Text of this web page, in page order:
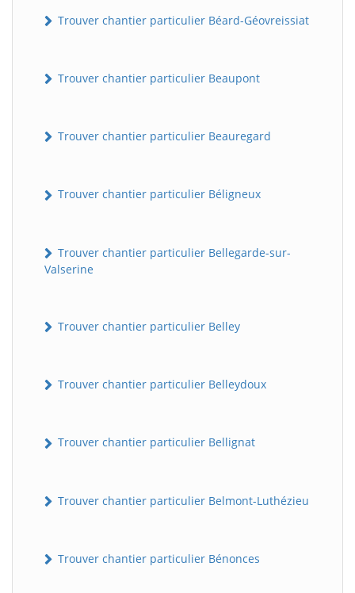
Trouver chantier particulier Béard-Géovreissiat
Trouver chantier particulier Beaupont
Trouver chantier particulier Beauregard
Trouver chantier particulier Béligneux
Trouver chantier particulier Bellegarde-sur-
Valserine
Trouver chantier particulier Belley
Trouver chantier particulier Belleydoux
Trouver chantier particulier Bellignat
Trouver chantier particulier Belmont-Luthézieu
Trouver chantier particulier Bénonces